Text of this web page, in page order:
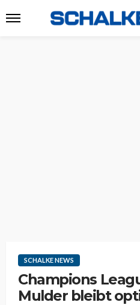
SCHALKE NEWS
Champions
Mulder bleibt